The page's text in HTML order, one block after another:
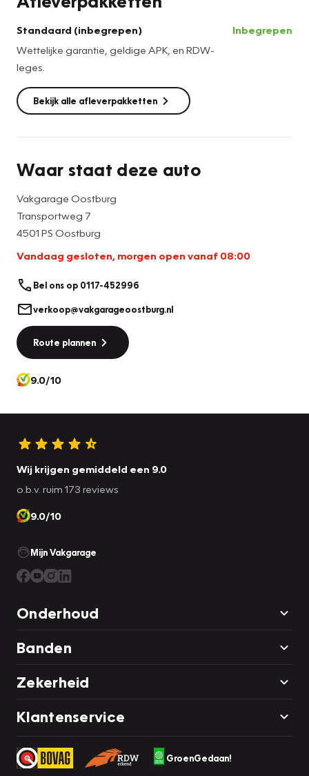
tot ziens in ons bedrijf in Oostburg.
Standaard (inbegrepen)
Wettelijke garantie, geldige APK, en RDW-
leges.
Inbegrepen
Bekijk alle afleverpakketten
Waar staat deze auto
Vakgarage Oostburg
Transportweg 7
4501 PS Oostburg
Vandaag gesloten, morgen open vanaf 08:00
Bel ons op 0117-452996
verkoop@vakgarageoostburg.nl
Route plannen
9.0/10
Wij krijgen gemiddeld een 9.0
o.b.v. ruim 173 reviews
9.0/10
Mijn Vakgarage
Onderhoud
Banden
Zekerheid
Klantenservice
GroenGedaan!